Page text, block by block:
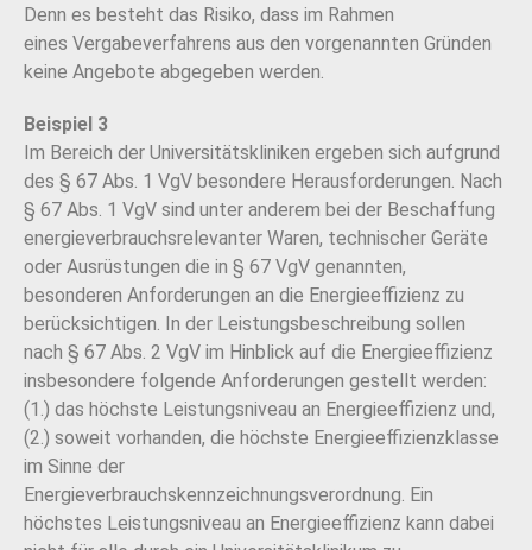
Denn es besteht das Risiko, dass im Rahmen
eines Vergabeverfahrens aus den vorgenannten Gründen
keine Angebote abgegeben werden.
Beispiel 3
Im Bereich der Universitätskliniken ergeben sich aufgrund
des § 67 Abs. 1 VgV besondere Herausforderungen. Nach
§ 67 Abs. 1 VgV sind unter anderem bei der Beschaffung
energieverbrauchsrelevanter Waren, technischer Geräte
oder Ausrüstungen die in § 67 VgV genannten,
besonderen Anforderungen an die Energieeffizienz zu
berücksichtigen. In der Leistungsbeschreibung sollen
nach § 67 Abs. 2 VgV im Hinblick auf die Energieeffizienz
insbesondere folgende Anforderungen gestellt werden:
(1.) das höchste Leistungsniveau an Energieeffizienz und,
(2.) soweit vorhanden, die höchste Energieeffizienzklasse
im Sinne der
Energieverbrauchskennzeichnungsverordnung. Ein
höchstes Leistungsniveau an Energieeffizienz kann dabei